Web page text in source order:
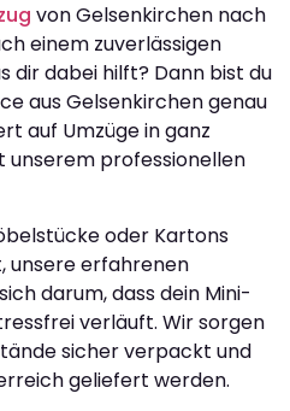
von Gelsenkirchen nach
einem zuverlässigen
dir dabei hilft? Dann bist du
aus Gelsenkirchen genau
auf Umzüge in ganz
unserem professionellen
oder Kartons
erfahrenen
darum, dass dein Mini-
verläuft. Wir sorgen
sicher verpackt und
geliefert werden.